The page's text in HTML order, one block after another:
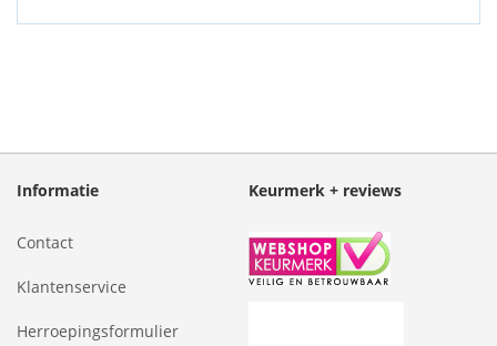
Informatie
Contact
Klantenservice
Herroepingsformulier
Keurmerk + reviews